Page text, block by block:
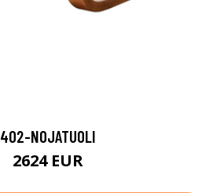
402-NOJATUOLI
2624 EUR